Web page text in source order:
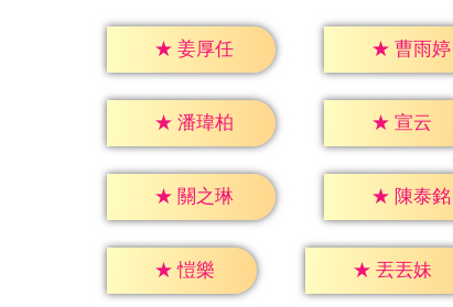
★ 姜厚任 ★ 曹雨婷
★ 潘瑋柏 ★ 宣云
★ 關之琳 ★ 陳泰銘
★ 愷樂 ★ 丟丟妹